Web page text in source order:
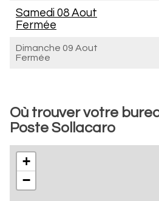
Samedi 08 Aout
Fermée
Dimanche 09 Aout
Fermée
Où trouver votre
Poste Sollacaro
+
−